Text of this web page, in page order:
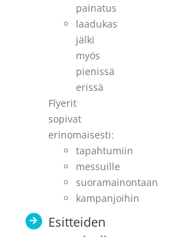
painatus
laadukas
jälki
myös
pienissä
erissä
Flyerit
sopivat
erinomaisesti:
tapahtumiin
messuille
suoramainontaan
kampanjoihin
Esitteiden